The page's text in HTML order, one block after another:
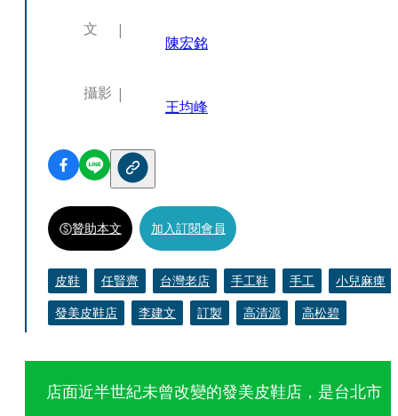
文
陳宏銘
攝影
王均峰
贊助本文 加入訂閱會員
皮鞋 任賢齊 台灣老店 手工鞋 手工
小兒麻痺
發美皮鞋店
李建文 訂製 高清源 高松碧
店面近半世紀未曾改變的發美皮鞋店，是台北市